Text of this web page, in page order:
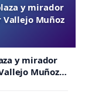
y mirador
Vallejo Muñoz
y mirador
Muñoz